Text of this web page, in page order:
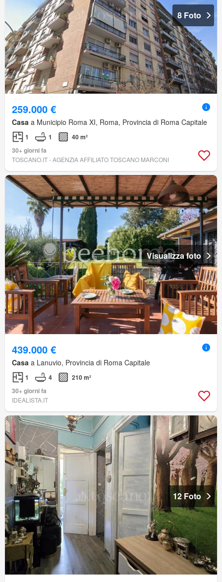
8 Foto
259.000 €
Casa a Municipio Roma XI, Roma, Provincia di Roma Capitale
1 1
40 m²
30+ giorni fa
TOSCANO.IT - AGENZIA AFFILIATO TOSCANO MARCONI
Visualizza foto
439.000 €
Casa a Lanuvio, Provincia di Roma Capitale
1 4
210 m²
30+ giorni fa
IDEALISTA.IT
12 Foto